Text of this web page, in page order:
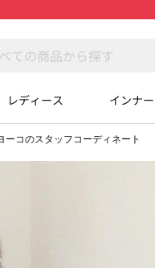
レディース インナー
ーコのスタッフコーディネート